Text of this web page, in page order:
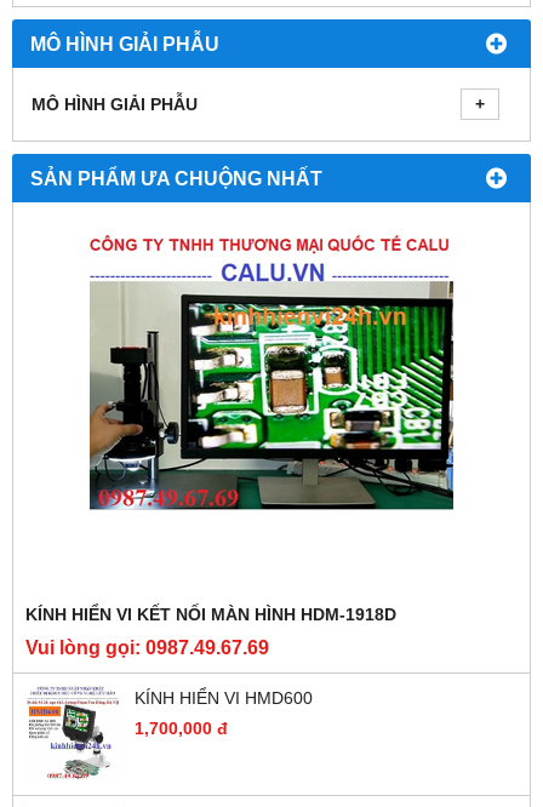
MÔ HÌNH GIẢI PHẪU
MÔ HÌNH GIẢI PHẪU
SẢN PHẨM ƯA CHUỘNG NHẤT
KÍNH HIỂN VI KẾT NỐI MÀN HÌNH HDM-1918D
Vui lòng gọi: 0987.49.67.69
KÍNH HIỂN VI HMD600
1,700,000 đ